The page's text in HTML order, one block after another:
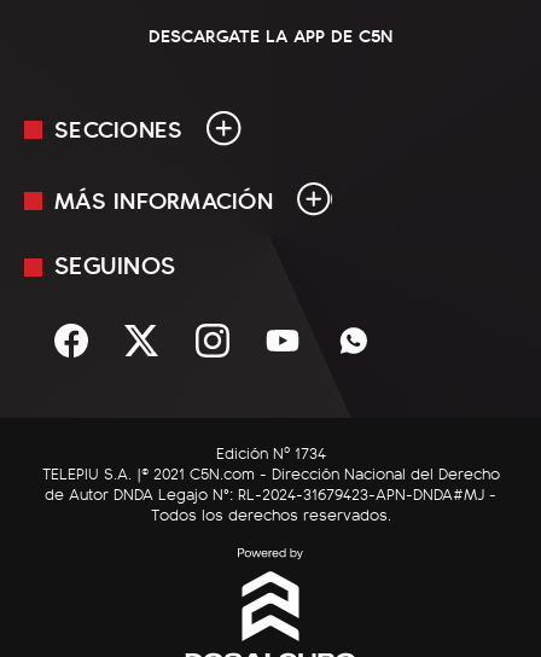
DESCARGATE LA APP DE C5N
SECCIONES
En Vivo
Sociedad
C5N Autos
RatingCero
MÁS INFORMACIÓN
Mediakit
Términos y condiciones
SEGUINOS
Edición Nº 1734
TELEPIU S.A. |© 2021 C5N.com - Dirección Nacional del Derecho
de Autor DNDA Legajo N°: RL-2024-31679423-APN-DNDA#MJ -
Todos los derechos reservados.